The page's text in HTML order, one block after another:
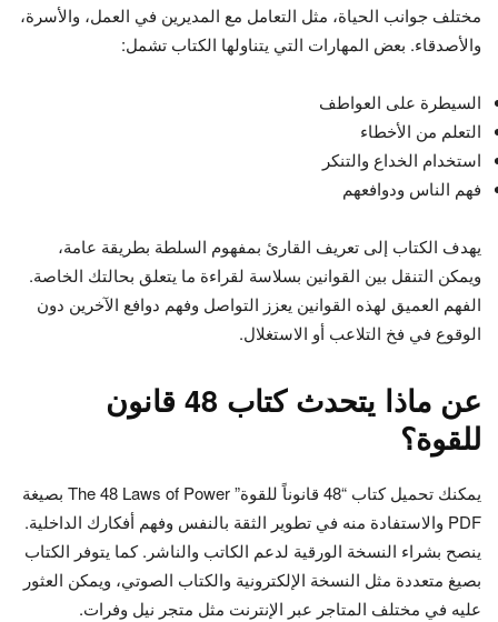
مختلف جوانب الحياة، مثل التعامل مع المديرين في العمل، والأسرة،
والأصدقاء. بعض المهارات التي يتناولها الكتاب تشمل:
السيطرة على العواطف
التعلم من الأخطاء
استخدام الخداع والتنكر
فهم الناس ودوافعهم
يهدف الكتاب إلى تعريف القارئ بمفهوم السلطة بطريقة عامة،
ويمكن التنقل بين القوانين بسلاسة لقراءة ما يتعلق بحالتك الخاصة.
الفهم العميق لهذه القوانين يعزز التواصل وفهم دوافع الآخرين دون
الوقوع في فخ التلاعب أو الاستغلال.
عن ماذا يتحدث كتاب 48 قانون
للقوة؟
يمكنك تحميل كتاب “48 قانوناً للقوة” The 48 Laws of Power بصيغة
PDF والاستفادة منه في تطوير الثقة بالنفس وفهم أفكارك الداخلية.
ينصح بشراء النسخة الورقية لدعم الكاتب والناشر. كما يتوفر الكتاب
بصيغ متعددة مثل النسخة الإلكترونية والكتاب الصوتي، ويمكن العثور
عليه في مختلف المتاجر عبر الإنترنت مثل متجر نيل وفرات.